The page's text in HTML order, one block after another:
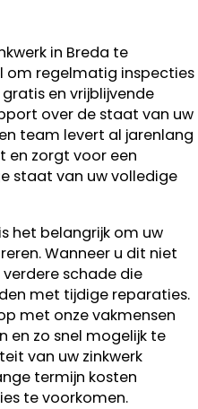
in Breda te
om regelmatig inspecties
en vrijblijvende
over de staat van uw
team levert al jarenlang
en zorgt voor een
staat van uw volledige
het belangrijk om uw
Wanneer u dit niet
schade die
met tijdige reparaties.
met onze vakmensen
en zo snel mogelijk te
van uw zinkwerk
termijn kosten
te voorkomen.